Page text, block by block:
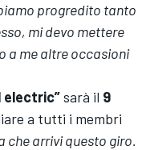
progredito tanto
mi devo mettere
a me altre occasioni
electric”sarà il 9
a tutti i membri
che arrivi questo giro.